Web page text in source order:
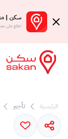
سكن |
اطلع على
الرئيسية تأجير